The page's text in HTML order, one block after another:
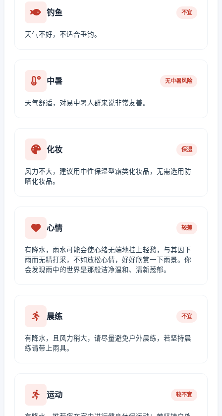
钓鱼 不宜
天气不好，不适合垂钓。
中暑 无中暑风险
天气舒适，对易中暑人群来说非常友善。
化妆 保湿
风力不大，建议用中性保湿型霜类化妆品，无需选用防
晒化妆品。
心情 较差
有降水，雨水可能会使心绪无端地挂上轻愁，与其因下
雨而无精打采，不如放松心情，好好欣赏一下雨景。你
会发现雨中的世界是那般洁净温和、清新葱郁。
晨练 不宜
有降水，且风力稍大，请尽量避免户外晨练，若坚持晨
练请带上雨具。
运动 较不宜